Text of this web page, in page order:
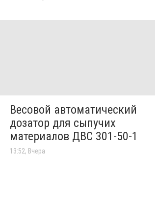
Весовой автоматический
дозатор для сыпучих
материалов ДВС 301-50-1
13:52, Вчера